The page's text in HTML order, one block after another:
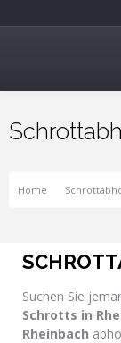
Home
Suchen Sie
Schrotts in
Rheinbach